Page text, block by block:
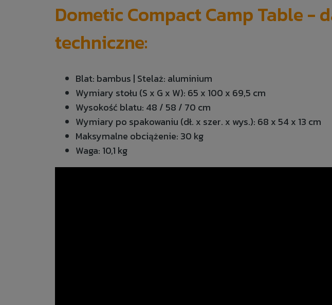
Dometic Compact Camp Table -
techniczne:
Blat: bambus | Stelaż: aluminium
Wymiary stołu (S x G x W): 65 x 100 x 69,5 cm
Wysokość blatu: 48 / 58 / 70 cm
Wymiary po spakowaniu (dł. x szer. x wys.): 68 x 54 x 13 cm
Maksymalne obciążenie: 30 kg
Waga: 10,1 kg